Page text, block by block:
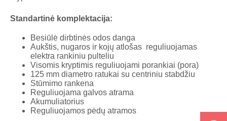
Standartinė komplektacija:
Besiūlė dirbtinės odos danga
Aukštis, nugaros ir kojų atlošas reguliuojamas
elektra rankiniu pulteliu
Visomis kryptimis reguliuojami porankiai (pora)
125 mm diametro ratukai su centriniu stabdžiu
Stūmimo rankena
Reguliuojama galvos atrama
Akumuliatorius
Reguliuojamos pėdų atramos